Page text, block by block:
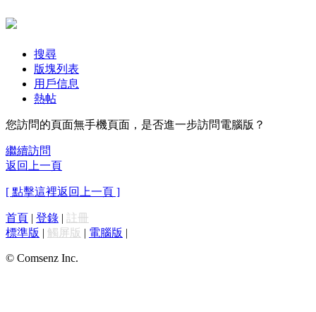
搜尋
版塊列表
用戶信息
熱帖
您訪問的頁面無手機頁面，是否進一步訪問電腦版？
繼續訪問
返回上一頁
[ 點擊這裡返回上一頁 ]
首頁 | 登錄 | 註冊
標準版 | 觸屏版 | 電腦版 |
© Comsenz Inc.